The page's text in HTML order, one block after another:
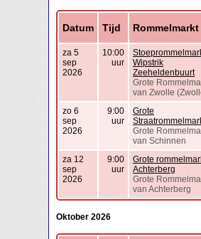
Datum Tijd Rommelmarkt
za 5
sep
2026
10:00
uur
Wipstrik
Zeeheldenbuurt
Grote
van Zwolle
zo 6
sep
2026
9:00
uur
Grote
Grote
van Schinnen
za 12
sep
2026
9:00
uur
Grote
Achterberg
Grote
van Achterberg
Oktober 2026